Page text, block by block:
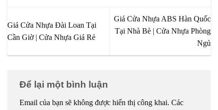
Giá Cửa Nhựa Đài Loan Tại
Cần Giờ | Cửa Nhựa Giá Rẻ
Giá Cửa Nhựa ABS Hàn Quốc
Tại Nhà Bè | Cửa Nhựa Phòng
Ngủ
Để lại một bình luận
Email của bạn sẽ không được hiển thị công khai. Các